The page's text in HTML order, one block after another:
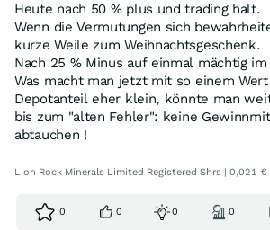
Heute nach 50 % plus und trading halt.
Wenn die Vermutungen sich
kurze Weile zum Weihnachtsgeschenk.
Nach 25 % Minus auf einmal mächtig
Was macht man jetzt mit so einem Wert
Depotanteil eher klein, könnte man
bis zum "alten Fehler": keine
abtauchen !
Lion Rock Minerals Limited Registered Shrs | 0,021 €
0 0 0 0